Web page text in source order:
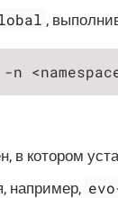
,
-
в котором
например,